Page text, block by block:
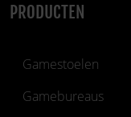
PRODUCTEN
Gamestoelen
Gamebureaus